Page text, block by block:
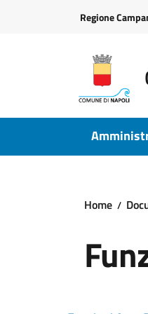
Regione
Home